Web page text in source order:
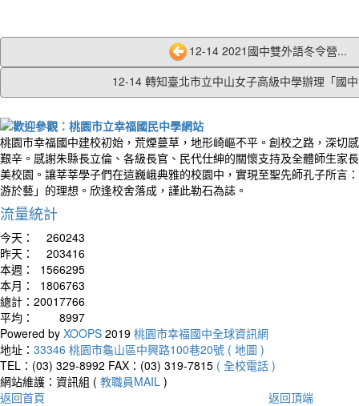
12-14 2021國中雙外語冬令營...
12-14 轉知臺北市立中山女子高級中學辦理「國
桃園市幸福國中建校初始，荒煙蔓草，地形崎嶇不平。創校之路，深切
艱辛。感謝朱縣長立倫、各級長官、民代仕紳的關懷支持及全體師生家
美校園。讓莘莘學子們在這巍峨典雅的校園中，實現至聖先師孔子所言
游於藝」的理想。欣逢校舍落成，謹此勒石為誌。
流量統計
今天：
260243
昨天：
203416
本週：
1566295
本月：
1806763
總計： 20017766
平均：
8997
Powered by XOOPS 2019 桃園市幸福國中全球資訊網
地址： 33346 桃園市龜山區中興路100巷20號 ( 地圖 )
TEL：(03) 329-8992 FAX：(03) 319-7815 ( 全校電話 )
網站維護：資訊組 ( 教職員MAIL )
返回首頁
返回頂端